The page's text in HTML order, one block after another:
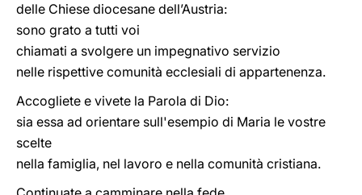
delle Chiese diocesane dell’Austria:
sono grato a tutti voi
chiamati a svolgere un impegnativo servizio
nelle rispettive comunità ecclesiali di appartenenza.
Accogliete e vivete la Parola di Dio:
sia essa ad orientare sull'esempio di Maria le vostre
scelte
nella famiglia, nel lavoro e nella comunità cristiana.